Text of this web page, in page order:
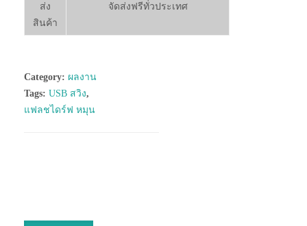
ส่ง
สินค้า
จัดส่งฟรีทั่วประเทศ
Category: ผลงาน
Tags: USB สวิง,
แฟลชไดร์ฟ หมุน